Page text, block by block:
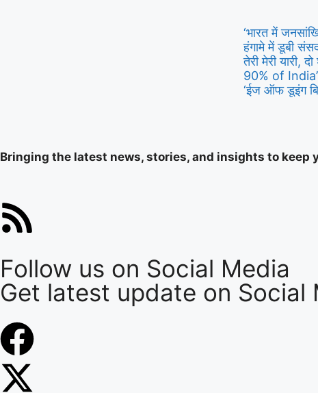
‘भारत में
हंगामे में डूबी
तेरी मेरी यारी,
90% of
‘ईज ऑफ डूइंग
Bringing the latest news, stories, and insights to keep
Follow us on Social Media
Get latest update on Social